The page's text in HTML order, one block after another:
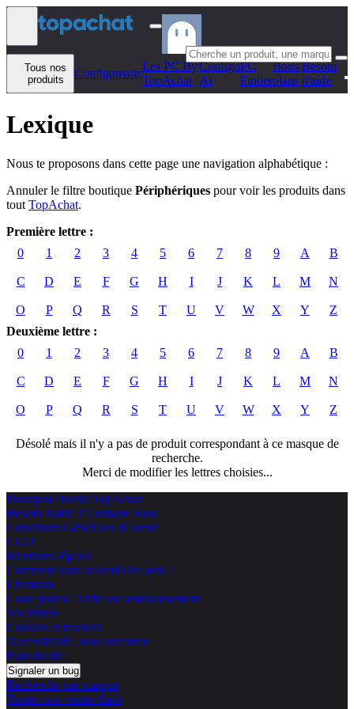
Aller au contenu
Tous nos
produits
Configomatic
Les PC By
TopAchat
Configo
Ai
PC
Finder
Bons
plans
Besoin
d'aide
Lexique
Nous te proposons dans cette page une navigation alphabétique :
Annuler le filtre boutique Périphériques pour voir les produits dans
tout TopAchat.
Première lettre :
0
1 2 3 4 5 6 7 8 9 A B
C D E F G H I J K L M N
O P Q R S T U V W X Y
Z
Deuxième lettre :
0
1 2 3 4 5 6 7 8 9 A B
C D E F G H I J K L M N
O P Q R S T U V W X Y Z
Désolé mais il n'y a pas de produit correspondant à ce masque de
recherche.
Merci de modifier les lettres choisies...
Pourquoi choisir TopAchat
Besoin d'aide ? Contacte nous
Conditions Générales de vente
CGU
Mentions légales
Comment sont collectés les avis ?
Livraison
Code promo / Offre de remboursement
Vie Privée
Cookies et trackers
Accessibilité : non conforme
Plan du site
Signaler un bug
Recherche par marque
Toutes nos ventes flash